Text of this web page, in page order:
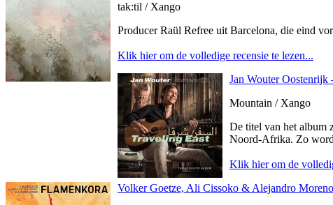
tak:til / Xango
Producer Raül Refree uit Barcelona, die eind
Klik hier om de volledige recensie te lezen...
Jan Wouter Oostenrijk
Mountain / Xango
De titel van het album
Noord-Afrika. Zo
Klik hier om de
Volker Goetze, Ali Cissoko & Alejandro